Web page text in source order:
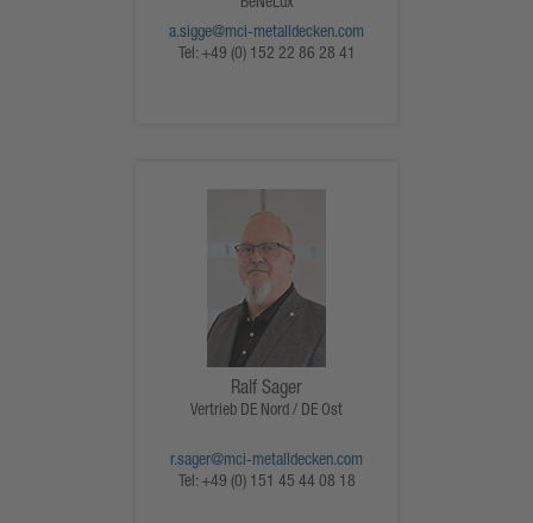
BeNeLux
a.sigge@mci-metalldecken.com
Tel: +49 (0) 152 22 86 28 41
Ralf Sager
Vertrieb DE Nord / DE Ost
r.sager@mci-metalldecken.com
Tel: +49 (0) 151 45 44 08 18